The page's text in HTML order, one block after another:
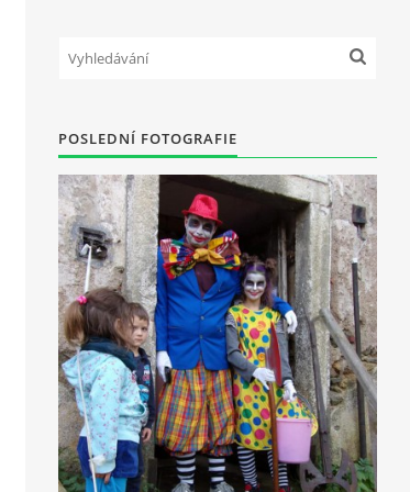
POSLEDNÍ FOTOGRAFIE